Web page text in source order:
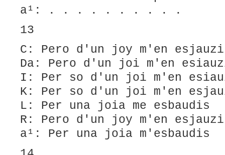
a¹: . . . . . . . . . .
13
C: Pero d'un joy m'en
Da: Pero d'un joi m'en
I: Per so d'un joi m'en
K: Per so d'un joi m'en
L: Per una joia me esbaudis
R: Pero d'un joy m'en
a¹: Per una joia m'esbaudis